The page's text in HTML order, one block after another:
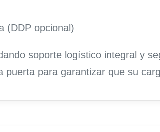
(DDP opcional)
soporte logístico integral y
para garantizar que su